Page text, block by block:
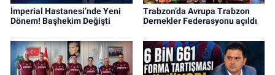
İmperial Hastanesi’nde Yeni
Dönem! Başhekim Değişti
Trabzon’da Avrupa Trabzon
Dernekler Federasyonu açıldı